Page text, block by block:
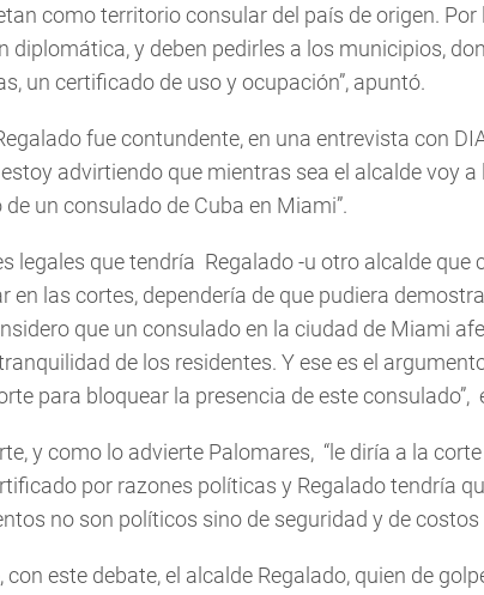
como territorio consular del país de origen.
diplomática, y deben pedirles a los municipios,
un certificado de uso y ocupación”, apuntó.
fue contundente, en una entrevista con
estoy advirtiendo que mientras sea el alcalde voy
un consulado de Cuba en Miami”.
legales que tendría Regalado -u otro alcalde que
en las cortes, dependería de que pudiera
que un consulado en la ciudad de Miami
de los residentes. Y ese es el
para bloquear la presencia de este consulado”,
y como lo advierte Palomares, “le diría a la
por razones políticas y Regalado tendría
no son políticos sino de seguridad y de costos
con este debate, el alcalde Regalado, quien de